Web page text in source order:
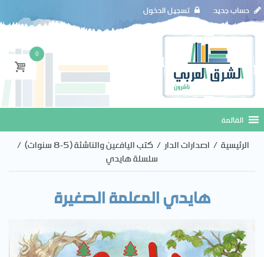
تسجيل الدخول حساب جديد
0
الرئيسية / اصدارات الدار / كتب اليافعين والناشئة (5-8 سنوات)
/
سلسلة هايدي
هايدي المعلمة الصغيرة